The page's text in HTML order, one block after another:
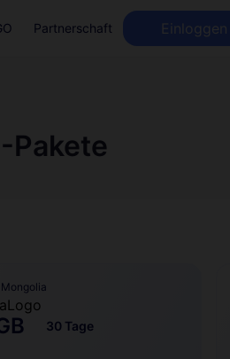
Partnerschaft Einloggen
Pakete
Mongolia
30 Tage